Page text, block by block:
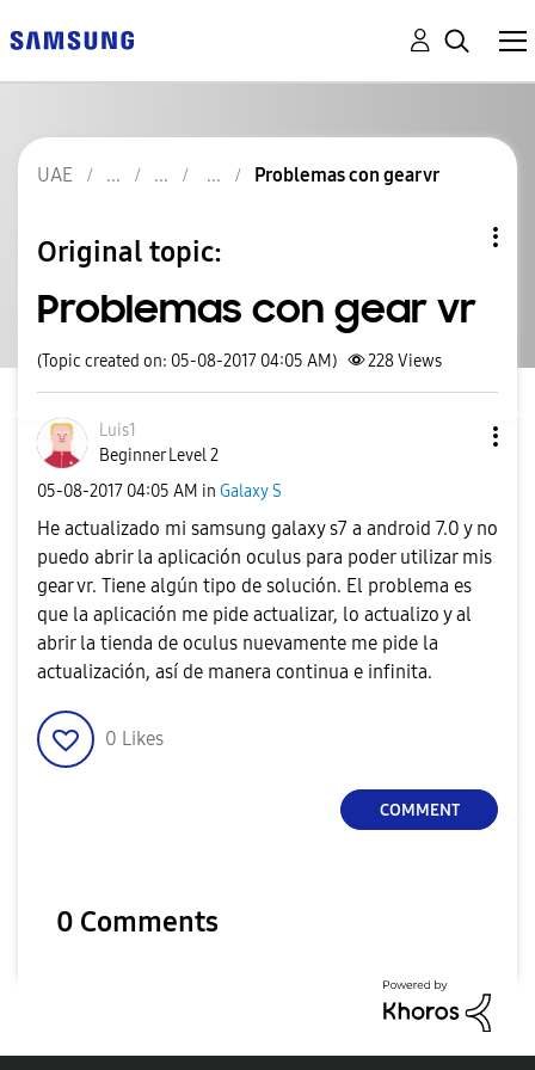
UAE Problemas con gear vr
Original topic:
Problemas con gear vr
(Topic created on: 05-08-2017 04:05 AM) 228Views
Luis1
Beginner Level 2
‎05-08-2017 04:05 AM in Galaxy S
He actualizado mi samsung galaxy s7 a android 7.0 y no
puedo abrir la aplicación oculus para poder utilizar mis
gear vr. Tiene algún tipo de solución. El problema es
que la aplicación me pide actualizar, lo actualizo y al
abrir la tienda de oculus nuevamente me pide la
actualización, así de manera continua e infinita.
0 Likes
COMMENT
0 Comments